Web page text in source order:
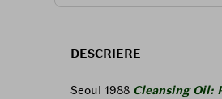
DESCRIERE
Seoul 1988 Cleansing Oil: